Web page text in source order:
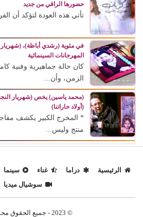
حضورها الراقي من جديد
تأتي هذه العودة لتؤكد أن
في مئوية (رشدي أباظة)،
المهرجانات السينمائية
كان حالة جماهيرية وفنية
الزمن، وأن...
(محمد ياسين) يخص (شهريار
(أولاد حاراتنا)
* المخرج الكبير يكشف
منتج وليس...
الرئيسية دراما غناء سينما
سوشيال ميديا
© 2023 - جميع الحقوق محفوظة.